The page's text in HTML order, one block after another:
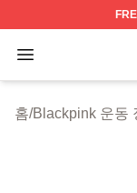
Open menu
BLACKPINK
홈/Blackpink 운동